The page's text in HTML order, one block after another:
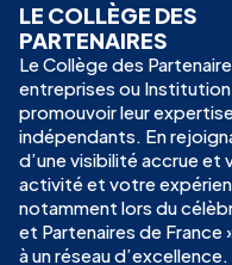
LE COLLÈGE DES
PARTENAIRES
Le Collège des
entreprises ou Institution
promouvoir leur
indépendants. En
d’une visibilité accrue
activité et votre
notamment lors du
et Partenaires de France
à un réseau d’excellence.